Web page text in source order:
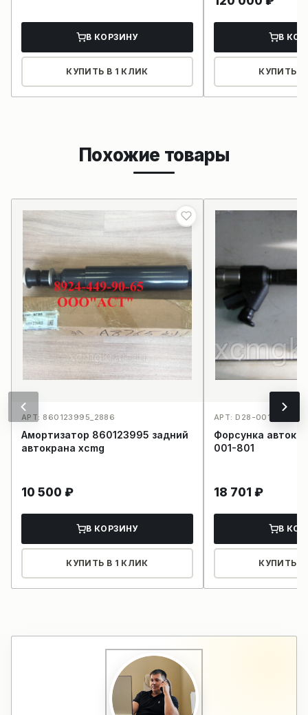
В КОРЗИНУ
КУПИТЬ В 1 КЛИК
В
КУПИТЬ В
Похожие товары
АРТ: 860123995_2886
Амортизатор 860123995 задний
автокрана xcmg
10 500 ₽
В КОРЗИНУ
КУПИТЬ В 1 КЛИК
АРТ: D28-001-
Форсунка
001-801
18 701 ₽
В
КУПИТЬ В